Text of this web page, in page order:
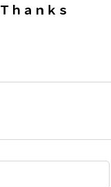
Ｔｈａｎｋｓ